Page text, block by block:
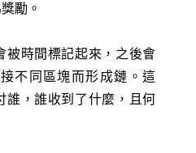
勵。
被時間標記起來，之後會
不同區塊而形成鏈。這
誰，誰收到了什麼，且何